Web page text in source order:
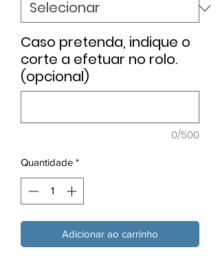
Caso pretenda, indique o
corte a efetuar no rolo.
(opcional)
0/500
Quantidade *
Adicionar ao carrinho